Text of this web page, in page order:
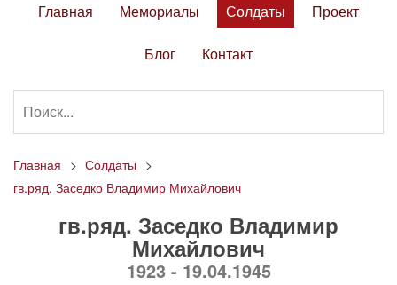
Главная Мемориалы Солдаты Проект
Блог Контакт
Главная
Солдаты
гв.ряд. Заседко Владимир Михайлович
гв.ряд. Заседко Владимир
Михайлович
1923 - 19.04.1945